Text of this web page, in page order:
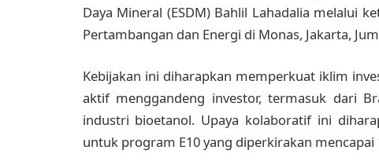
Daya Mineral (ESDM) Bahlil Lahadalia melalui
Pertambangan dan Energi di Monas, Jakarta,
Kebijakan ini diharapkan memperkuat iklim
aktif menggandeng investor, termasuk dari
industri bioetanol. Upaya kolaboratif ini
untuk program E10 yang diperkirakan